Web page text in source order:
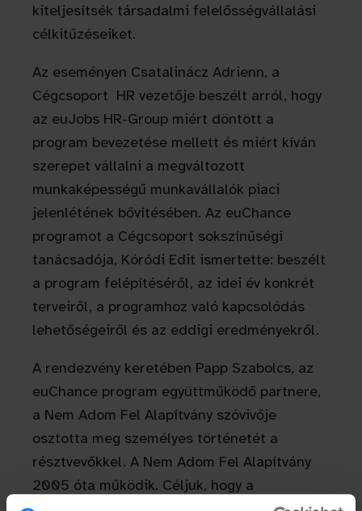
kiteljesítsék társadalmi felelősségvállalási
célkitűzéseiket.
Az eseményen Csatalinácz Adrienn, a
Cégcsoport HR vezetője beszélt arról, hogy
az euJobs HR-Group miért döntött a
program bevezetése mellett és miért kíván
szerepet vállalni a megváltozott
munkaképességű munkavállalók piaci
jelenlétének bővítésében. Az euChance
programot a Cégcsoport sokszínűségi
tanácsadója, Kóródi Edit ismertette: beszélt
a program felépítéséről, az idei év konkrét
terveiről, a programhoz való kapcsolódás
lehetőségeiről és az eddigi eredményekről.
A rendezvény keretében Papp Szabolcs, az
euChance program együttműködő partnere,
a Nem Adom Fel Alapítvány szóvivője
osztotta meg személyes történetét a
résztvevőkkel. A Nem Adom Fel Alapítvány
2005 óta működik. Céljuk, hogy a